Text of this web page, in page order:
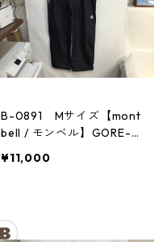
B-0891 Mサイズ【mont
bell / モンベル】GORE-T
パンツ：メンズBK
¥11,000